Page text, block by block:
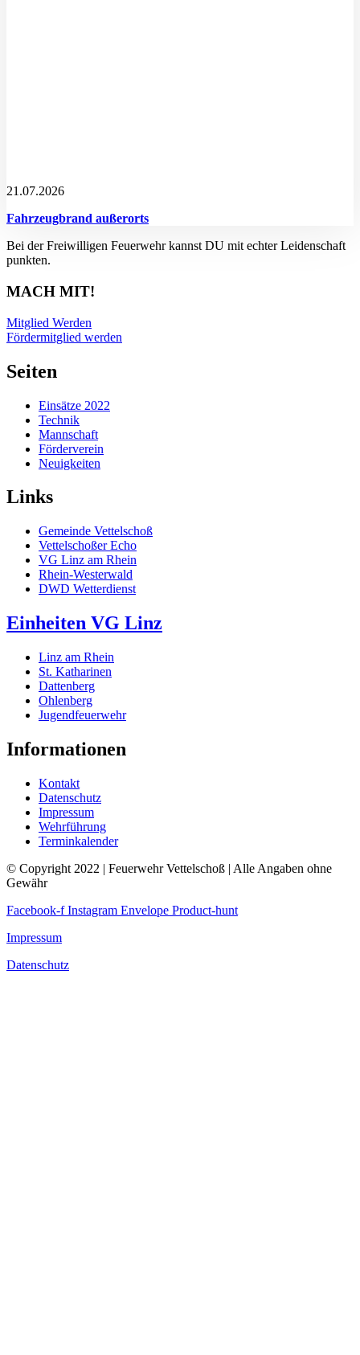
21.07.2026
Fahrzeugbrand außerorts
Bei der Freiwilligen Feuerwehr kannst DU mit echter Leidenschaft
punkten.
MACH MIT!
Mitglied Werden
Fördermitglied werden
Seiten
Einsätze 2022
Technik
Mannschaft
Förderverein
Neuigkeiten
Links
Gemeinde Vettelschoß
Vettelschoßer Echo
VG Linz am Rhein
Rhein-Westerwald
DWD Wetterdienst
Einheiten VG Linz
Linz am Rhein
St. Katharinen
Dattenberg
Ohlenberg
Jugendfeuerwehr
Informationen
Kontakt
Datenschutz
Impressum
Wehrführung
Terminkalender
© Copyright 2022 | Feuerwehr Vettelschoß | Alle Angaben ohne
Gewähr
Facebook-f Instagram Envelope Product-hunt
Impressum
Datenschutz